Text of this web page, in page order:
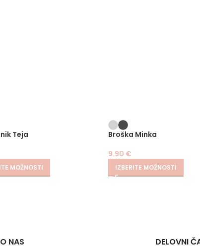
Teja
MOŽNOSTI
Broška Minka
9.90 €
IZBERITE MOŽNOSTI
O NAS DELOVNI